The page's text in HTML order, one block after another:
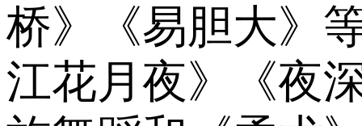
桥》《易胆大》
江花月夜》《夜